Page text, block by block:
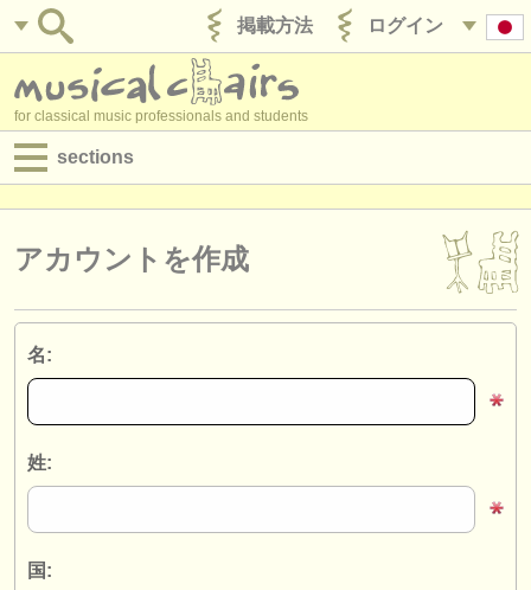
ログイン
掲載方法
for classical music professionals and students
sections
求人情報 (演奏関係の職)
アカウントを作成
名:
姓:
国: